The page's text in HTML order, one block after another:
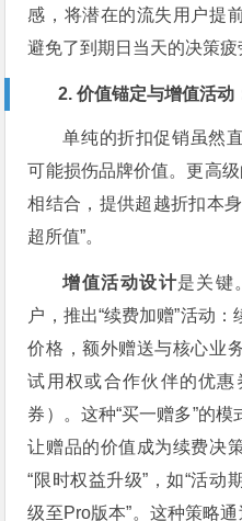
感，将潜在的流失用户提
避免了到期日当天的决策疲
2. 价值锚定与增值活动
单纯的折扣促销虽然
可能损伤品牌价值。更高
相结合，提供超越折扣本
超所值”。
增值活动设计是关键
户，推出“续费加赠”活动
价格，额外赠送与核心业
试用权或合作伙伴的优
券）。这种“买一赠多”的模
让赠品的价值成为续费决
“限时权益升级”，如“活动
级至Pro版本”。这种策略